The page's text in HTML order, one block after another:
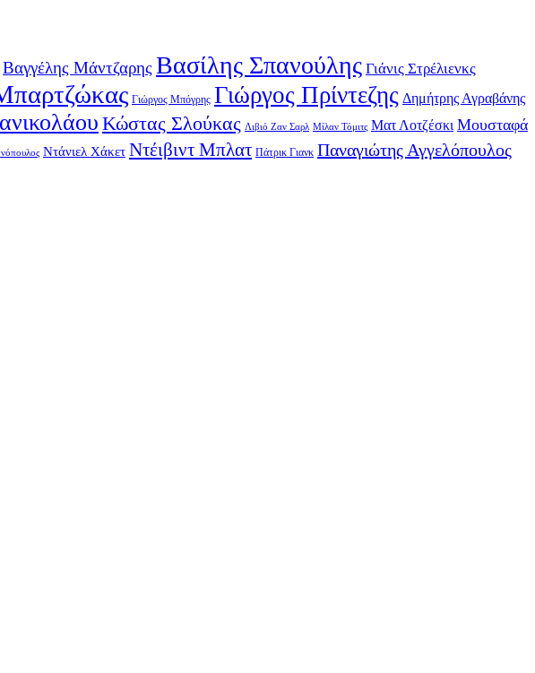
Βαγγέλης Μάντζαρης Βασίλης Σπανούλης Γιάνις Στρέλιενκς
Γιώργος Μπόγρης Γιώργος Πρίντεζης Δημήτρης Αγραβάνης
Κώστας Σλούκας Λιβιό Ζαν Σαρλ Μίλαν Τόμιτς Ματ Λοτζέσκι Μουσταφά
Ντάνιελ Χάκετ Ντέιβιντ Μπλατ Πάτρικ Γιανκ Παναγιώτης Αγγελόπουλος